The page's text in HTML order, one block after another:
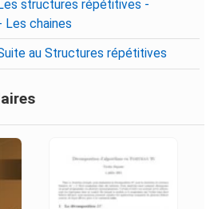
structures répétitives -
Les chaines
au Structures répétitives